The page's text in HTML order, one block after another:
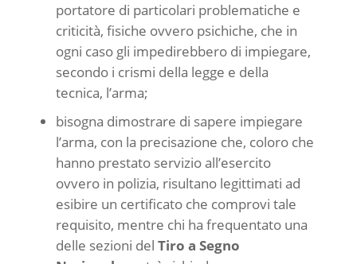
portatore di particolari problematiche e
criticità, fisiche ovvero psichiche, che in
ogni caso gli impedirebbero di impiegare,
secondo i crismi della legge e della
tecnica, l’arma;
bisogna dimostrare di sapere impiegare
l’arma, con la precisazione che, coloro che
hanno prestato servizio all’esercito
ovvero in polizia, risultano legittimati ad
esibire un certificato che comprovi tale
requisito, mentre chi ha frequentato una
delle sezioni del Tiro a Segno